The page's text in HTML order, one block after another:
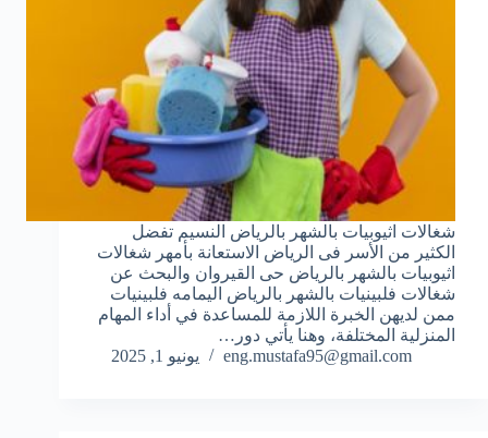
شغالات اثيوبيات بالشهر بالرياض النسيم تفضل
الكثير من الأسر فى الرياض الاستعانة بأمهر شغالات
اثيوبيات بالشهر بالرياض حى القيروان والبحث عن
شغالات فلبينيات بالشهر بالرياض اليمامه فلبينيات
ممن لديهن الخبرة اللازمة للمساعدة في أداء المهام
المنزلية المختلفة، وهنا يأتي دور…
eng.mustafa95@gmail.com
يونيو 1, 2025